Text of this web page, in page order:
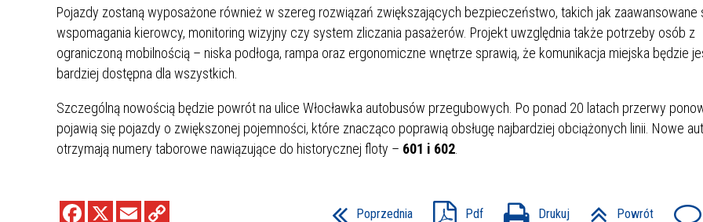
Pojazdy zostaną wyposażone również w szereg rozwiązań zwiększających bezpieczeństwo, takich jak zaawansowane
wspomagania kierowcy, monitoring wizyjny czy system zliczania pasażerów. Projekt uwzględnia także potrzeby osób z
ograniczoną mobilnością – niska podłoga, rampa oraz ergonomiczne wnętrze sprawią, że komunikacja miejska będzie
bardziej dostępna dla wszystkich.
Szczególną nowością będzie powrót na ulice Włocławka autobusów przegubowych. Po ponad 20 latach przerwy
pojawią się pojazdy o zwiększonej pojemności, które znacząco poprawią obsługę najbardziej obciążonych linii. Nowe
otrzymają numery taborowe nawiązujące do historycznej floty – 601 i 602
Poprzednia Pdf Drukuj Powrót